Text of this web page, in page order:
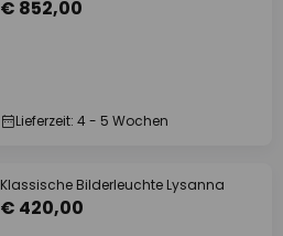
€ 852,00
Lieferzeit: 4 - 5 Wochen
Klassische Bilderleuchte Lysanna
€ 420,00